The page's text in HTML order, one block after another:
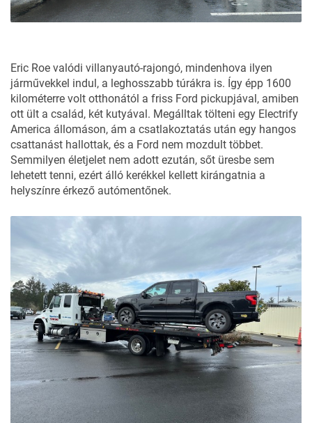
Eric Roe valódi villanyautó-rajongó, mindenhova ilyen
járművekkel indul, a leghosszabb túrákra is. Így épp 1600
kilométerre volt otthonától a friss Ford pickupjával, amiben
ott ült a család, két kutyával. Megálltak tölteni egy Electrify
America állomáson, ám a csatlakoztatás után egy hangos
csattanást hallottak, és a Ford nem mozdult többet.
Semmilyen életjelet nem adott ezután, sőt üresbe sem
lehetett tenni, ezért álló kerékkel kellett kirángatnia a
helyszínre érkező autómentőnek.